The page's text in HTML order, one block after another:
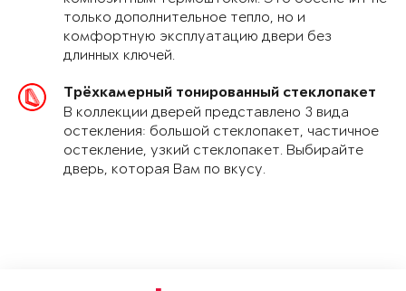
только дополнительное тепло, но и
комфортную эксплуатацию двери без
длинных ключей.
Трёхкамерный тонированный стеклопакет
В коллекции дверей представлено 3 вида
остекления: большой стеклопакет, частичное
остекление, узкий стеклопакет. Выбирайте
дверь, которая Вам по вкусу.